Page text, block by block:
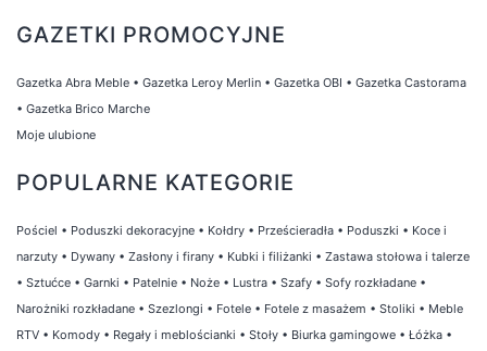
GAZETKI PROMOCYJNE
Gazetka Abra Meble • Gazetka Leroy Merlin • Gazetka OBI • Gazetka Castorama
• Gazetka Brico Marche
Moje ulubione
POPULARNE KATEGORIE
Pościel • Poduszki dekoracyjne • Kołdry • Prześcieradła • Poduszki • Koce i
narzuty • Dywany • Zasłony i firany • Kubki i filiżanki • Zastawa stołowa i talerze
• Sztućce • Garnki • Patelnie • Noże • Lustra • Szafy • Sofy rozkładane •
Narożniki rozkładane • Szezlongi • Fotele • Fotele z masażem • Stoliki • Meble
RTV • Komody • Regały i meblościanki • Stoły • Biurka gamingowe • Łóżka •